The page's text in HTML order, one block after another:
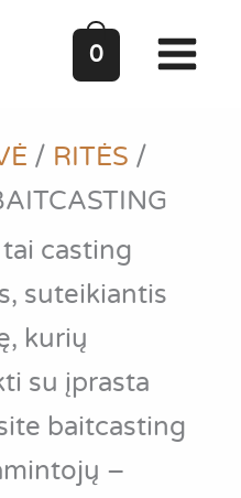
0
/ RITĖS /
casting
suteikiantis
kurių
su įprasta
baitcasting
–